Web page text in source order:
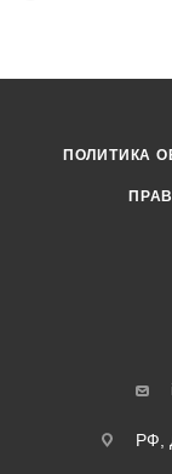
ПОЛИТИКА
РФ,